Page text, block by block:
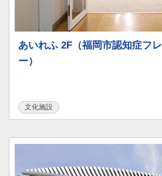
あいれふ 2F（福岡市認知症フ
ー）
文化施設